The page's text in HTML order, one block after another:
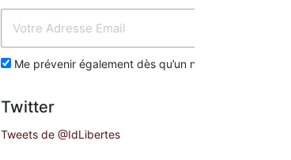
Me prévenir également dès qu’un nouvel article est
Twitter
Tweets de @IdLibertes